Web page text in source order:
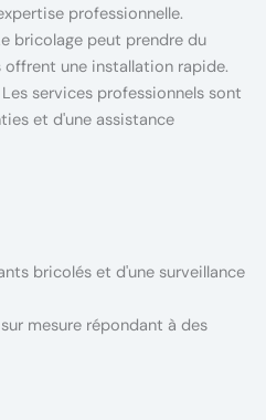
professionnelle.
bricolage peut prendre du
offrent une installation rapide.
Les services professionnels sont
et d'une assistance
bricolés et d'une surveillance
mesure répondant à des